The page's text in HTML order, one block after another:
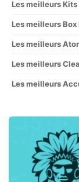
Les meilleurs
Les meilleurs Box
Les meilleurs
Les meilleurs
Les meilleurs